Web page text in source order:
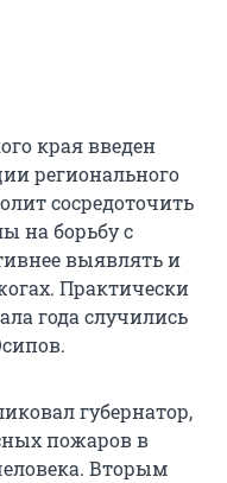
края введен
регионального
сосредоточить
на борьбу с
выявлять и
Практически
года случились
губернатор,
пожаров в
Вторым